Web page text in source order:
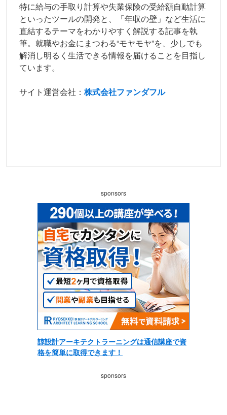
特に給与の手取り計算や失業保険の受給額自動計算
といったツールの開発と、「年収の壁」など生活に
直結するテーマをわかりやすく解説する記事を執
筆。就職やお金にまつわる“モヤモヤ”を、少しでも
解消し明るく生活できる情報を届けることを目指し
ています。
サイト運営会社：株式会社ファンダフル
sponsors
諒設計アーキテクトラーニングは通信講座で資
格を簡単に取得できます！
sponsors